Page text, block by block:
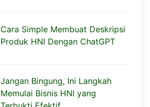
Cara Simple Membuat Deskripsi
Produk HNI Dengan ChatGPT
Jangan Bingung, Ini Langkah
Memulai Bisnis HNI yang